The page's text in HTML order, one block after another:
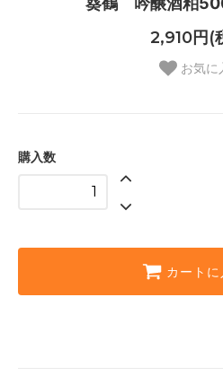
2,910円(
お気に
購入数
カートに